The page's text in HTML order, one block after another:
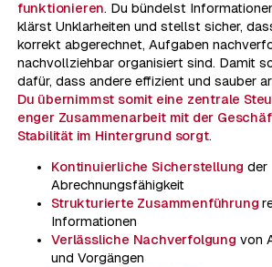
funktionieren. Du bündelst
klärst Unklarheiten und stellst sicher,
korrekt abgerechnet, Aufgaben
nachvollziehbar organisiert sind. Damit
dafür, dass andere effizient und sauber
Du übernimmst somit eine zentrale
enger Zusammenarbeit mit der
Stabilität im Hintergrund sorgt.
Kontinuierliche Sicherstellung der
Abrechnungsfähigkeit
Strukturierte Zusammenführung
Informationen
Verlässliche Nachverfolgung von
und Vorgängen